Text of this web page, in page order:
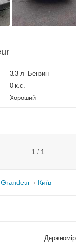
3.3 л, Бензин
0 к.с.
Хороший
1 / 1
Grandeur Київ
Держномір